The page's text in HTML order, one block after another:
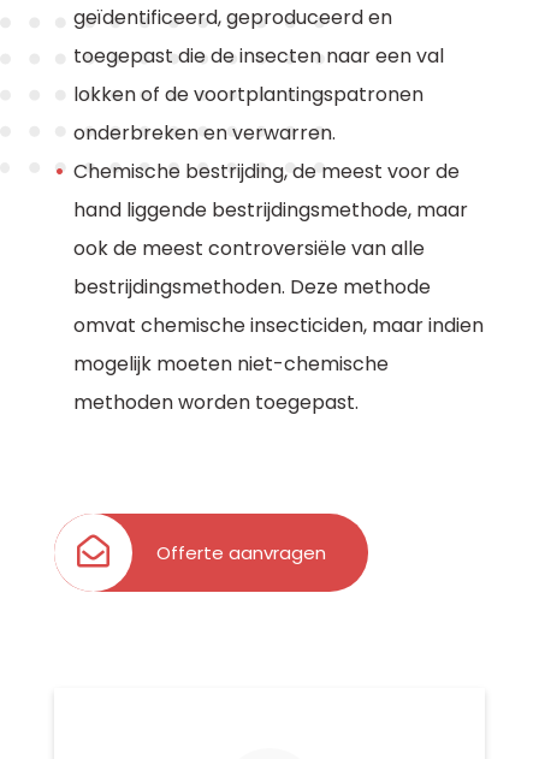
geïdentificeerd, geproduceerd en
toegepast die de insecten naar een val
lokken of de voortplantingspatronen
onderbreken en verwarren.
Chemische bestrijding, de meest voor de
hand liggende bestrijdingsmethode, maar
ook de meest controversiële van alle
bestrijdingsmethoden. Deze methode
omvat chemische insecticiden, maar indien
mogelijk moeten niet-chemische
methoden worden toegepast.
Offerte aanvragen